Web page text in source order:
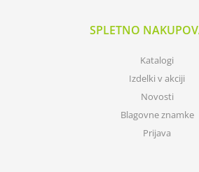
SPLETNO
Katalogi
Izdelki v akciji
Novosti
Blagovne znamke
Prijava